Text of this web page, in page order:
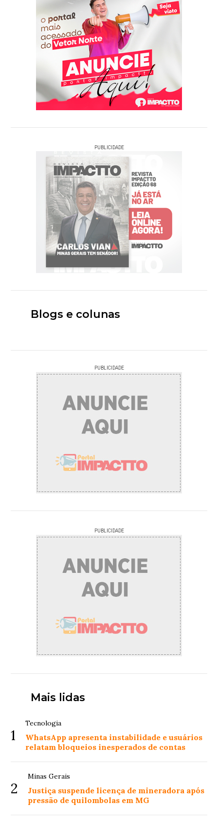
PUBLICIDADE
Blogs e colunas
PUBLICIDADE
PUBLICIDADE
Mais lidas
1
Tecnologia
WhatsApp apresenta instabilidade e usuários
relatam bloqueios inesperados de contas
2
Minas Gerais
Justiça suspende licença de mineradora após
pressão de quilombolas em MG